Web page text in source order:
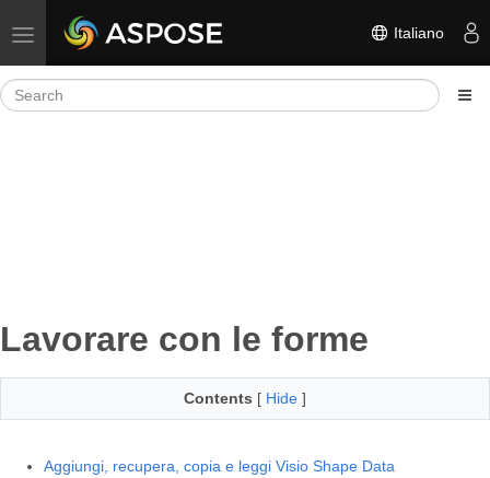
Toggle navigation Italiano
Lavorare con le forme
Contents [ Hide ]
Aggiungi, recupera, copia e leggi Visio Shape Data